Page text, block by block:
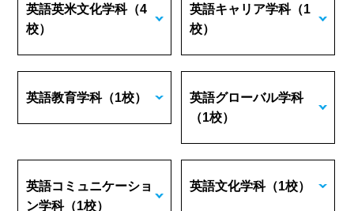
英語英米文化学科（4
校）
英語キャリア学科（1
校）
英語教育学科（1校）
英語グローバル学科
（1校）
英語コミュニケーショ
ン学科（1校）
英語文化学科（1校）